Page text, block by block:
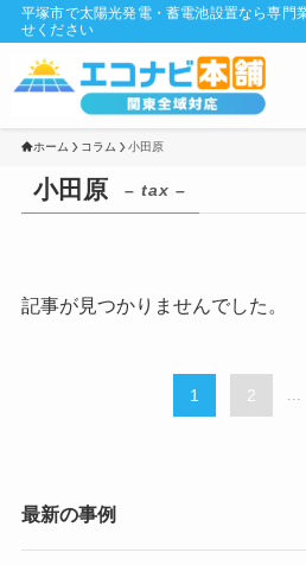
平塚市で太陽光発電・蓄電池設置なら専門
せください
ホーム コラム 小田原
小田原 – tax –
記事が見つかりませんでした。
1 2
最新の事例